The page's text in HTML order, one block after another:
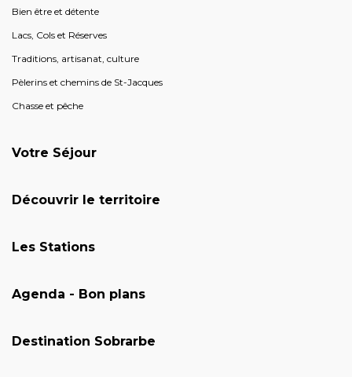
Bien être et détente
Lacs, Cols et Réserves
Traditions, artisanat, culture
Pèlerins et chemins de St-Jacques
Chasse et pêche
Votre Séjour
Découvrir le territoire
Les Stations
Agenda - Bon plans
Destination Sobrarbe